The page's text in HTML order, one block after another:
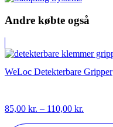
Andre købte også
WeLoc Detekterbare Gripper
85,00 kr. – 110,00 kr.